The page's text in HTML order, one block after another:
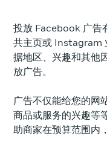
投放 Facebook 广告
共主页或 Instagram
据地区、兴趣和其他
放广告。
广告不仅能给您的网
商品或服务的兴趣等
助商家在预算范围内